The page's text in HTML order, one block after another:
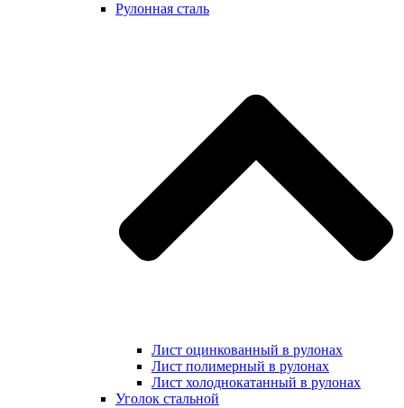
Рулонная сталь
Лист оцинкованный в рулонах
Лист полимерный в рулонах
Лист холоднокатанный в рулонах
Уголок стальной